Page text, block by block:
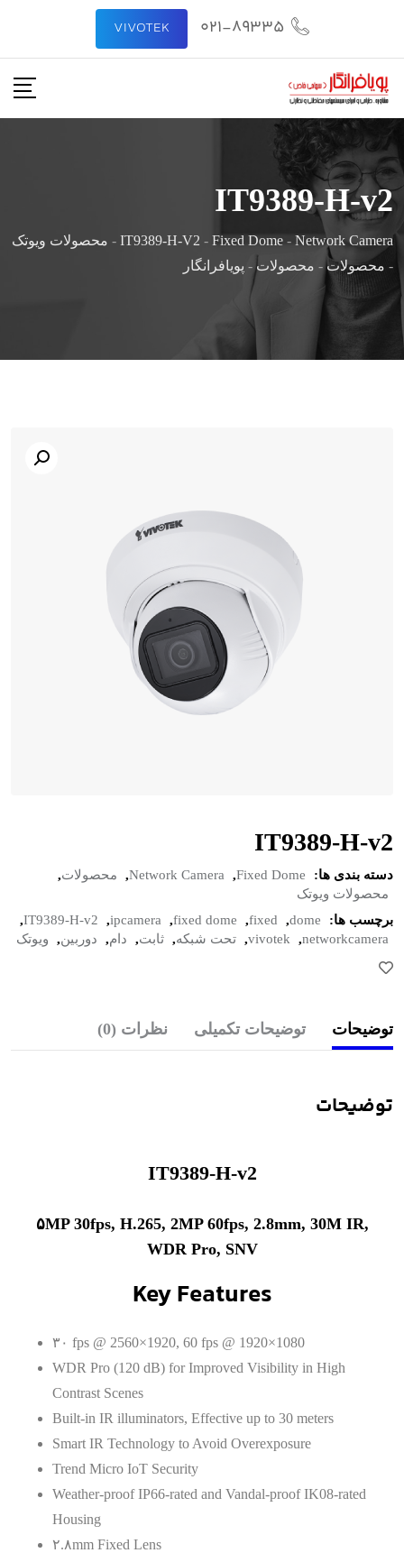
021-89335
VIVOTEK
IT9389-H-v2
IT9389-H-V2 - Fixed Dome - Network Camera
- محصولات ویوتک
- محصولات - محصولات - پویافرانگار
IT9389-H-v2
دسته بندی ها: Fixed Dome
,
Network Camera
, محصولات,
محصولات ویوتک
برچسب ها:
dome
,
fixed
,
fixed dome
,
ipcamera
,
IT9389-H-v2
,
networkcamera
,
vivotek
, تحت شبکه, ثابت, دام, دوربین, ویوتک
توضیحات توضیحات تکمیلی نظرات (0)
توضیحات
IT9389-H-v2
۵MP 30fps, H.265, 2MP 60fps, 2.8mm, 30M IR,
WDR Pro, SNV
Key Features
۳۰ fps @ 2560×1920, 60 fps @ 1920×1080
WDR Pro (120 dB) for Improved Visibility in High
Contrast Scenes
Built-in IR illuminators, Effective up to 30 meters
Smart IR Technology to Avoid Overexposure
Trend Micro IoT Security
Weather-proof IP66-rated and Vandal-proof IK08-rated
Housing
۲.۸mm Fixed Lens